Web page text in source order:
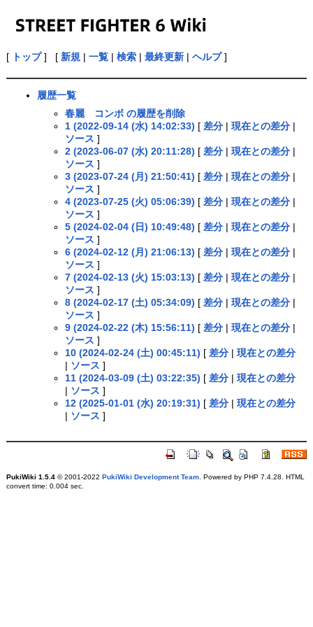
[ トップ] [ 新規| 一覧| 検索| 最終更新| ヘルプ]
履歴一覧
春麗 コンボ の履歴を削除
1 (2022-09-14 (水) 14:02:33) [ 差分| 現在との差分|
ソース ]
2 (2023-06-07 (水) 20:11:28) [ 差分| 現在との差分|
ソース ]
3 (2023-07-24 (月) 21:50:41) [ 差分| 現在との差分|
ソース ]
4 (2023-07-25 (火) 05:06:39) [ 差分| 現在との差分|
ソース ]
5 (2024-02-04 (日) 10:49:48) [ 差分| 現在との差分|
ソース ]
6 (2024-02-12 (月) 21:06:13) [ 差分| 現在との差分|
ソース ]
7 (2024-02-13 (火) 15:03:13) [ 差分| 現在との差分|
ソース ]
8 (2024-02-17 (土) 05:34:09) [ 差分| 現在との差分|
ソース ]
9 (2024-02-22 (木) 15:56:11) [ 差分| 現在との差分|
ソース ]
10 (2024-02-24 (土) 00:45:11) [ 差分| 現在との差分
| ソース ]
11 (2024-03-09 (土) 03:22:35) [ 差分| 現在との差分
| ソース ]
12 (2025-01-01 (水) 20:19:31) [ 差分| 現在との差分
| ソース ]
PukiWiki 1.5.4© 2001-2022 PukiWiki Development Team. Powered by PHP 7.4.28. HTML
convert time: 0.004 sec.